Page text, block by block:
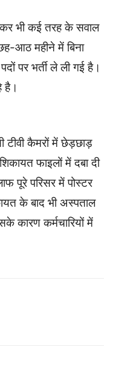
भी कई तरह के सवाल
आठ महीने में बिना
पर भर्ती ले ली गई है।
है।
टीवी कैमरों में छेड़छाड़
फाइलों में दबा दी
पूरे परिसर में पोस्टर
के बाद भी अस्पताल
कारण कर्मचारियों में